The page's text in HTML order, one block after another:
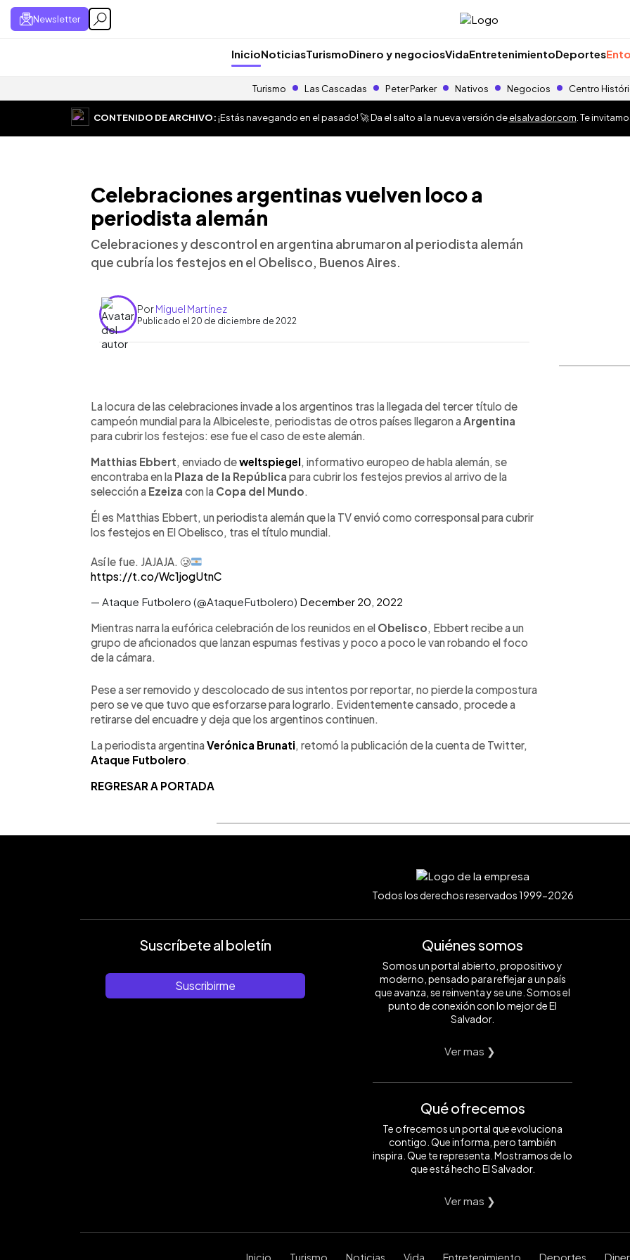
Newsletter
InicioNoticiasTurismoDinero y negociosVidaEntretenimientoDeportes
Turismo Las Cascadas Peter Parker Nativos Negocios Centro
CONTENIDO DE ARCHIVO:¡Estás navegando en el pasado! 🚀 Da el salto a la nueva versión deelsalvador.com . Te
Celebraciones argentinas vuelven loco a
periodista alemán
Celebraciones y descontrol en argentina abrumaron al periodista alemán
que cubría los festejos en el Obelisco, Buenos Aires.
PorMiguel Martínez
Publicado el 20 de diciembre de 2022
► Escuchar artículo
La locura de las celebraciones invade a los argentinos tras la llegada del tercer título de
campeón mundial para la Albiceleste, periodistas de otros países llegaron aArgentina
para cubrir los festejos: ese fue el caso de este alemán.
Matthias Ebbert, enviado deweltspiegel, informativo europeo de habla alemán, se
encontraba en la Plaza de la República para cubrir los festejos previos al arrivo de la
selección a Ezeiza con la Copa del Mundo.
Él es Matthias Ebbert, un periodista alemán que la TV envió como corresponsal para cubrir
los festejos en El Obelisco, tras el título mundial.
Así le fue. JAJAJA. 🥲
https://t.co/Wc1jogUtnC
— Ataque Futbolero (@AtaqueFutbolero) December 20, 2022
Mientras narra la eufórica celebración de los reunidos en el Obelisco, Ebbert recibe a un
grupo de aficionados que lanzan espumas festivas y poco a poco le van robando el foco
de la cámara.
Pese a ser removido y descolocado de sus intentos por reportar, no pierde la compostura
pero se ve que tuvo que esforzarse para lograrlo. Evidentemente cansado, procede a
retirarse del encuadre y deja que los argentinos continuen.
La periodista argentinaVerónica Brunati, retomó la publicación de la cuenta de Twitter,
Ataque Futbolero.
REGRESAR A PORTADA
Todos los derechos reservados 1999-2026
Suscríbete al boletín
Suscribirme
Quiénes somos
Somos un portal abierto, propositivo y
moderno, pensado para reflejar a un país
que avanza, se reinventa y se une. Somos el
punto de conexión con lo mejor de El
Salvador.
Ver mas ❯
Qué ofrecemos
Te ofrecemos un portal que evoluciona
contigo. Que informa, pero también
inspira. Que te representa. Mostramos de lo
que está hecho El Salvador.
Ver mas ❯
Inicio Turismo Noticias Vida Entretenimiento Deportes